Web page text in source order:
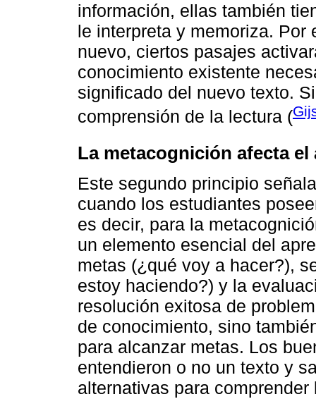
información, ellas también
le interpreta y memoriza.
nuevo, ciertos pasajes
conocimiento existente
significado del nuevo texto.
comprensión de la lectura (
La metacognición afecta el
Este segundo principio
cuando los estudiantes
es decir, para la
un elemento esencial del
metas (¿qué voy a hacer?),
estoy haciendo?) y la
resolución exitosa de
de conocimiento, sino
para alcanzar metas. Los
entendieron o no un texto y
alternativas para